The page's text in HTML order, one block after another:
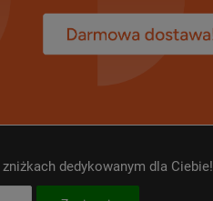
dedykowanym dla Ciebie!